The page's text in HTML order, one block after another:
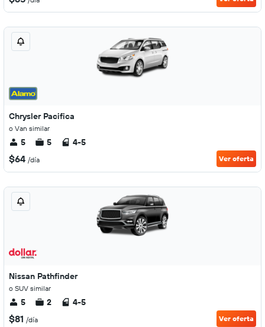
Chrysler Pacifica
o Van similar
5 5 4-5
$64 /día Ver oferta
Nissan Pathfinder
o SUV similar
5 2 4-5
$81 /día Ver oferta